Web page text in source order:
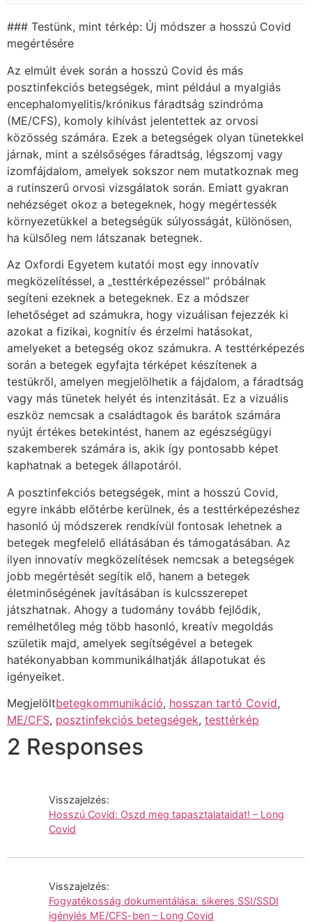
### Testünk, mint térkép: Új módszer a hosszú Covid
megértésére
Az elmúlt évek során a hosszú Covid és más
posztinfekciós betegségek, mint például a myalgiás
encephalomyelitis/krónikus fáradtság szindróma
(ME/CFS), komoly kihívást jelentettek az orvosi
közösség számára. Ezek a betegségek olyan tünetekkel
járnak, mint a szélsőséges fáradtság, légszomj vagy
izomfájdalom, amelyek sokszor nem mutatkoznak meg
a rutinszerű orvosi vizsgálatok során. Emiatt gyakran
nehézséget okoz a betegeknek, hogy megértessék
környezetükkel a betegségük súlyosságát, különösen,
ha külsőleg nem látszanak betegnek.
Az Oxfordi Egyetem kutatói most egy innovatív
megközelítéssel, a „testtérképezéssel” próbálnak
segíteni ezeknek a betegeknek. Ez a módszer
lehetőséget ad számukra, hogy vizuálisan fejezzék ki
azokat a fizikai, kognitív és érzelmi hatásokat,
amelyeket a betegség okoz számukra. A testtérképezés
során a betegek egyfajta térképet készítenek a
testükről, amelyen megjelölhetik a fájdalom, a fáradtság
vagy más tünetek helyét és intenzitását. Ez a vizuális
eszköz nemcsak a családtagok és barátok számára
nyújt értékes betekintést, hanem az egészségügyi
szakemberek számára is, akik így pontosabb képet
kaphatnak a betegek állapotáról.
A posztinfekciós betegségek, mint a hosszú Covid,
egyre inkább előtérbe kerülnek, és a testtérképezéshez
hasonló új módszerek rendkívül fontosak lehetnek a
betegek megfelelő ellátásában és támogatásában. Az
ilyen innovatív megközelítések nemcsak a betegségek
jobb megértését segítik elő, hanem a betegek
életminőségének javításában is kulcsszerepet
játszhatnak. Ahogy a tudomány tovább fejlődik,
remélhetőleg még több hasonló, kreatív megoldás
születik majd, amelyek segítségével a betegek
hatékonyabban kommunikálhatják állapotukat és
igényeiket.
Megjelöltbetegkommunikáció, hosszan tartó Covid,
ME/CFS, posztinfekciós betegségek, testtérkép
2 Responses
Visszajelzés:
Hosszú Covid: Oszd meg tapasztalataidat! – Long
Covid
Visszajelzés:
Fogyatékosság dokumentálása: sikeres SSI/SSDI
igénylés ME/CFS-ben – Long Covid